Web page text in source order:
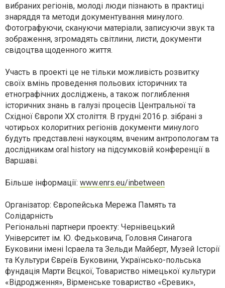
вибраних регіонів, молоді люди пізнають в практиці
знаряддя та методи документування минулого.
Фотографуючи, скануючи матеріали, записуючи звук та
зображення, згромадять світлини, листи, документи
свідоцтва щоденного життя.
Участь в проекті це не тільки можливість розвитку
своїх вмінь проведення польових історичних та
етнографічних досліджень, а також поглиблення
історичних знань в галузі процесів Центральної та
Східної Європи ХХ століття. В грудні 2016 р. зібрані з
чотирьох колоритних регіонів документи минулого
будуть представлені наукоцям, вченим антропологам та
дослідникам oral history на підсумковій конференції в
Варшаві.
Більше інформації: www.enrs.eu/inbetween
Oрганізатор: Європейська Мережа Память та
Солідарність
Регіональні партнери проекту: Чернівецький
Університет ім. Ю. Федьковича, Головня Синагога
Буковини імені Ісраела та Зельди Майберт, Музей Історії
та Культури Євреїв Буковини, Українсько-польська
фундація Марти Вєцкої, Товариство німецької культури
«Відродження», Вірменське товариство «Єревик»,